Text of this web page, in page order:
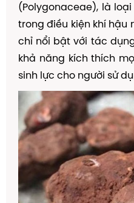
Kiến Thức Về Hà Thủ Ô
Kiến Thức Về Tam Thất
Kiến Thức Về Tiểu Đường
Kiến Thức Về Dầu Gội
Kiến Thức Về Máy Lọc
Nấm Lưỡi
(Polygonaceae), là
trong điều kiện khí hậu
chỉ nổi bật với tác
khả năng kích thích
sinh lực cho người sử